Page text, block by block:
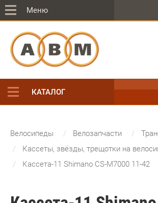
Меню
КАТАЛОГ
Велосипеды Велозапчасти
Кассеты, звёзды, трещотки на
Кассета-11 Shimano CS-M7000 11-42